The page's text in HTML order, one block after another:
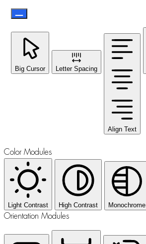
Big Cursor Letter Spacing
Align Text
Color Modules
Light Contrast High Contrast Monochrome
Orientation Modules